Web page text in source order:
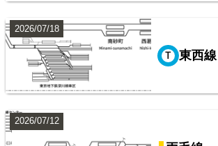
山手線
9
東西線
2026/07/18
2026/07/12